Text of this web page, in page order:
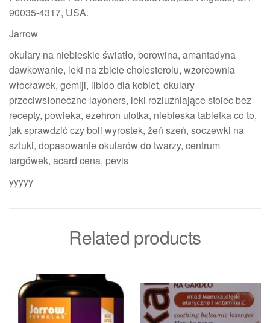
90035-4317, USA.
Jarrow
okulary na niebieskie światło, borowina, amantadyna
dawkowanie, leki na zbicie cholesterolu, wzorcownia
włocławek, gemiji, libido dla kobiet, okulary
przeciwsłoneczne layoners, leki rozluźniające stolec bez
recepty, powieka, ezehron ulotka, niebieska tabletka co to,
jak sprawdzić czy boli wyrostek, żeń szeń, soczewki na
sztuki, dopasowanie okularów do twarzy, centrum
targówek, acard cena, pevis
yyyyy
Related products